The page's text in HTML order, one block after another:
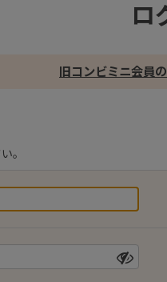
ロ
旧コンビミニ会員
。